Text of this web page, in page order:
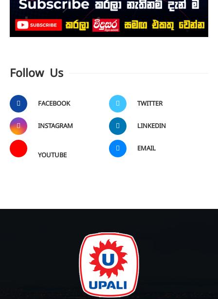
Follow Us
FACEBOOK TWITTER
INSTAGRAM LINKEDIN
YOUTUBE
EMAIL